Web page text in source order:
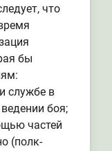
что
бы
службе в
боя;
частей
(полк-